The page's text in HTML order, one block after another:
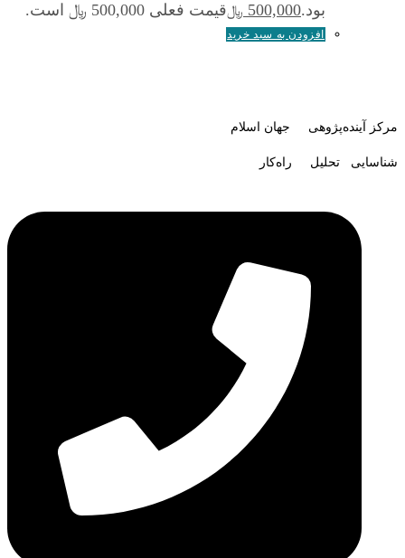
بود.500,000 ﷼قیمت فعلی 500,000 ﷼ است.
افزودن به سبد خرید
مرکز آینده‌پژوهی جهان اسلام
شناسایی تحلیل راه‌کار